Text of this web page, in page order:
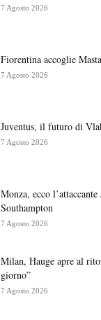
7 Agosto 2026
Fiorentina accoglie
7 Agosto 2026
Juventus, il futuro di
7 Agosto 2026
Monza, ecco
Southampton
7 Agosto 2026
Milan, Hauge apre al
giorno”
7 Agosto 2026